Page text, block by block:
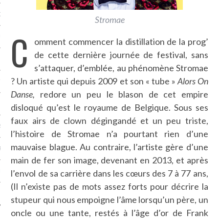
Stromae
C
omment commencer la distillation de la prog’
de cette dernière journée de festival, sans
s’attaquer, d’emblée, au phénomène Stromae
? Un artiste qui depuis 2009 et son « tube » Alors On
Danse, redore un peu le blason de cet empire
disloqué qu’est le royaume de Belgique. Sous ses
faux airs de clown dégingandé et un peu triste,
l’histoire de Stromae n’a pourtant rien d’une
mauvaise blague. Au contraire, l’artiste gère d’une
main de fer son image, devenant en 2013, et après
l’envol de sa carrière dans les cœurs des 7 à 77 ans,
(Il n’existe pas de mots assez forts pour décrire la
stupeur qui nous empoigne l’âme lorsqu’un père, un
oncle ou une tante, restés à l’âge d’or de Frank